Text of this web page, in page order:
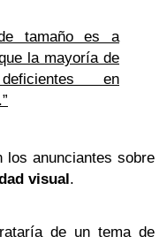
tamaño es a
la mayoría de
en
los anunciantes sobre
visual.
de un tema de